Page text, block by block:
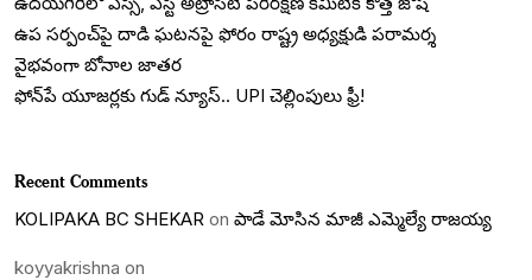
ఉప సర్పంచ్‌పై దాడి ఘటనపై ఫోరం రాష్ట్ర అధ్యక్షుడి పరామర్శ
వైభవంగా బోనాల జాతర
ఫోన్‌పే యూజర్లకు గుడ్ న్యూస్.. UPI చెల్లింపులు ఫ్రీ!
Recent Comments
KOLIPAKA BC SHEKAR on పాడే మోసిన మాజీ ఎమ్మెల్యే రాజయ్య
koyyakrishna on